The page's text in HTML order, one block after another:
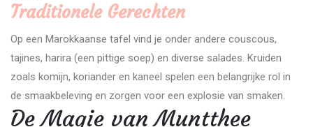
Traditionele Gerechten
Op een Marokkaanse tafel vind je onder andere couscous,
tajines, harira (een pittige soep) en diverse salades. Kruiden
zoals komijn, koriander en kaneel spelen een belangrijke rol in
de smaakbeleving en zorgen voor een explosie van smaken.
De Magie van Muntthee